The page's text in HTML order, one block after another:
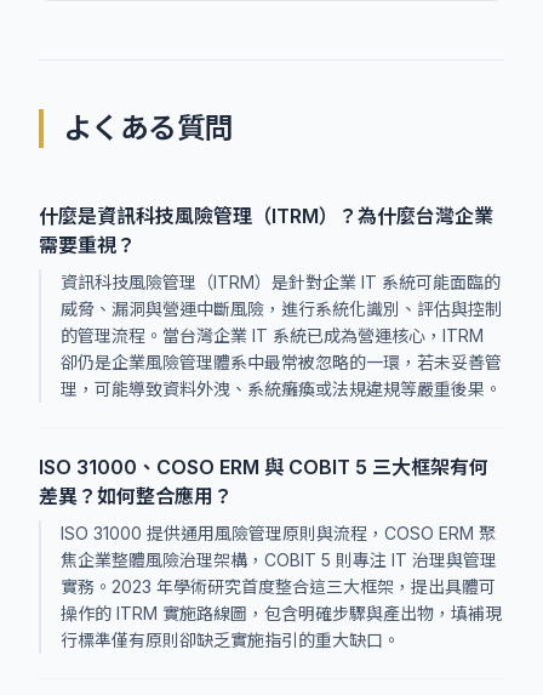
よくある質問
什麼是資訊科技風險管理（ITRM）？為什麼台灣企業
需要重視？
資訊科技風險管理（ITRM）是針對企業 IT 系統可能面臨的
威脅、漏洞與營運中斷風險，進行系統化識別、評估與控制
的管理流程。當台灣企業 IT 系統已成為營運核心，ITRM
卻仍是企業風險管理體系中最常被忽略的一環，若未妥善管
理，可能導致資料外洩、系統癱瘓或法規違規等嚴重後果。
ISO 31000、COSO ERM 與 COBIT 5 三大框架有何
差異？如何整合應用？
ISO 31000 提供通用風險管理原則與流程，COSO ERM 聚
焦企業整體風險治理架構，COBIT 5 則專注 IT 治理與管理
實務。2023 年學術研究首度整合這三大框架，提出具體可
操作的 ITRM 實施路線圖，包含明確步驟與產出物，填補現
行標準僅有原則卻缺乏實施指引的重大缺口。